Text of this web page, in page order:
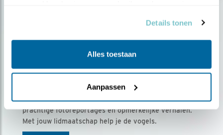
Details tonen
Alles toestaan
Aanpassen
Ontvang 5 x Vogels voor € 36,00 per jaar
Vogels is het tijdschrift voor onze leden, met
prachtige fotoreportages en opmerkelijke verhalen.
Met jouw lidmaatschap help je de vogels.